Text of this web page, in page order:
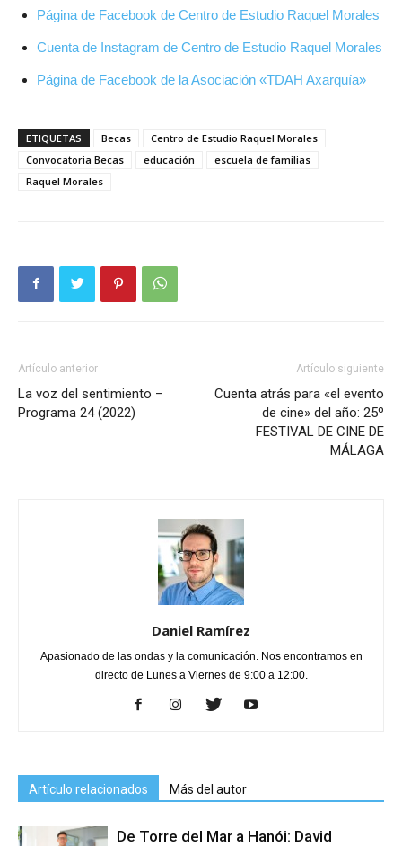
Página de Facebook de Centro de Estudio Raquel Morales
Cuenta de Instagram de Centro de Estudio Raquel Morales
Página de Facebook de la Asociación «TDAH Axarquía»
ETIQUETAS Becas
Centro de Estudio Raquel Morales
Convocatoria Becas
educación
escuela de familias
Raquel Morales
Artículo anterior
La voz del sentimiento –
Programa 24 (2022)
Artículo siguiente
Cuenta atrás para «el evento
de cine» del año: 25º
FESTIVAL DE CINE DE
MÁLAGA
Daniel Ramírez
Apasionado de las ondas y la comunicación. Nos encontramos en
directo de Lunes a Viernes de 9:00 a 12:00.
Artículo relacionados Más del autor
De Torre del Mar a Hanói: David